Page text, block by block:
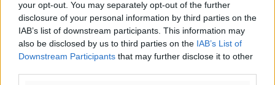
your opt-out. You may separately opt-out of the further
disclosure of your personal information by third parties on the
IAB’s list of downstream participants. This information may
also be disclosed by us to third parties on the IAB’s List of
Downstream Participants that may further disclose it to other
06:19
20:05
πρόγνωση:
32°
ΔΕ
29°